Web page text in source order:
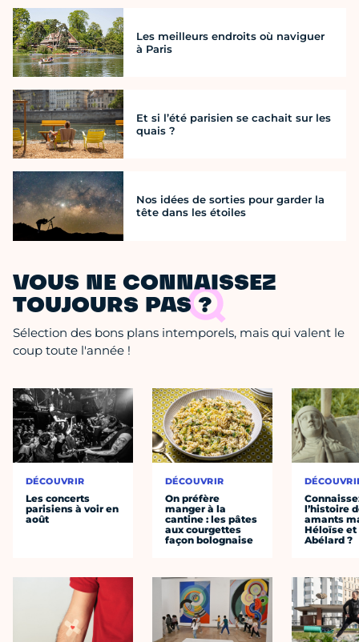
Les meilleurs endroits où naviguer
à Paris
Et si l’été parisien se cachait sur les
quais ?
Nos idées de sorties pour garder la
tête dans les étoiles
VOUS NE CONNAISSEZ
TOUJOURS PAS ?
Sélection des bons plans intemporels, mais qui valent le
coup toute l'année !
DÉCOUVRIR
Les concerts
parisiens à voir en
août
DÉCOUVRIR
On préfère
manger à la
cantine : les pâtes
aux courgettes
façon bolognaise
l’histoire
amants
Héloïse et
Abélard ?